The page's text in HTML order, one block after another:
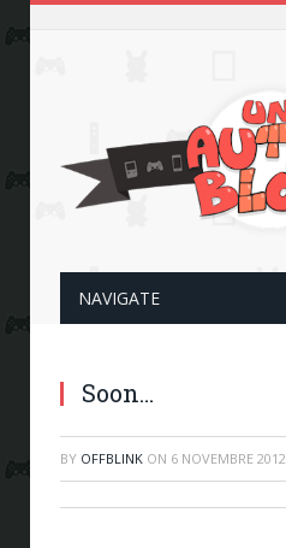
NAVIGATE
Soon…
BY OFFBLINK ON 6 NOVEMBRE 2012